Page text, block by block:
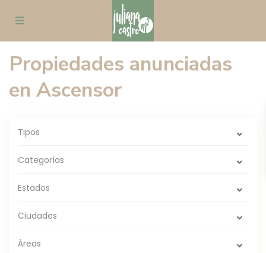
Propiedades anunciadas
en Ascensor
Tipos
Categorías
Estados
Ciudades
Áreas